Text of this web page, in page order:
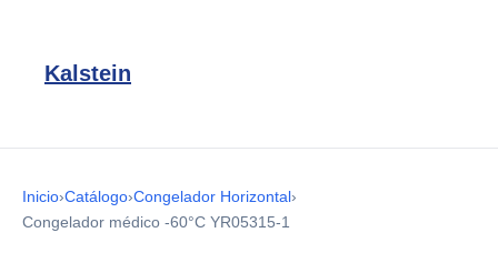
Kalstein
Inicio›Catálogo›Congelador Horizontal›
Congelador médico -60°C YR05315-1